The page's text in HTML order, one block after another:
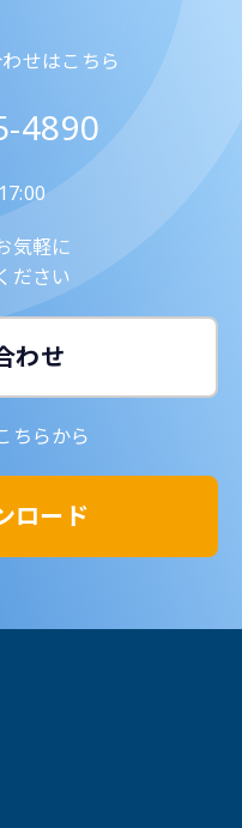
せはこちら
4890
気軽に
ださい
わせ
ちらから
ロード